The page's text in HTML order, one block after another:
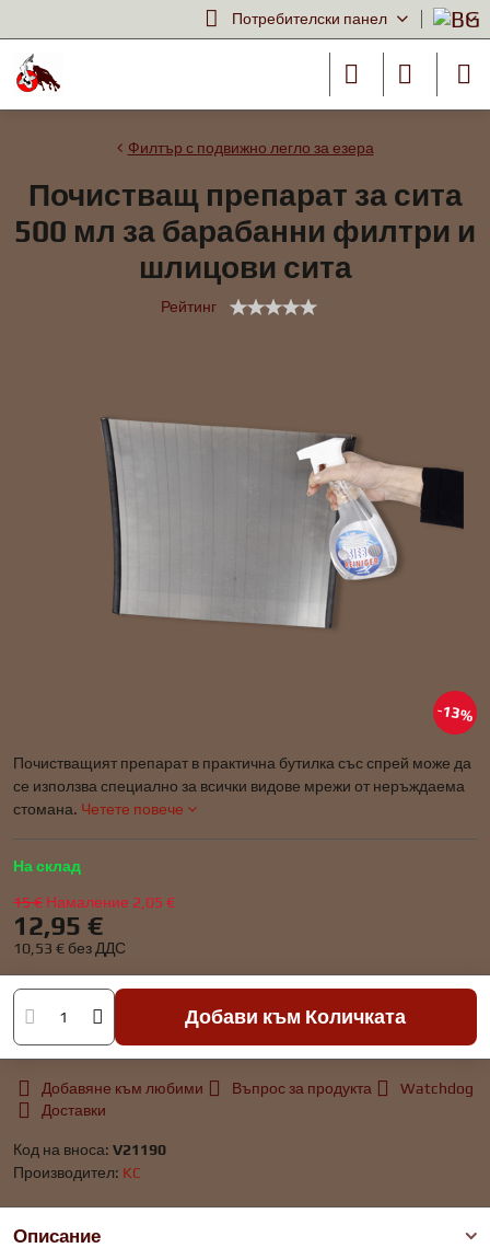
Потребителски панел
13%
Филтър с подвижно легло за езера
Почистващ препарат за сита
500 мл за барабанни филтри и
шлицови сита
Рейтинг
Почистващият препарат в практична бутилка със спрей може да
се използва специално за всички видове мрежи от неръждаема
стомана. Четете повече
На склад
15 € Намаление 2,05 €
12,95 €
10,53 € без ДДС
Добави към Количката
Добавяне към любими Въпрос за продукта
Watchdog
Доставки
Код на вноса: V21190
Производител: KC
Описание